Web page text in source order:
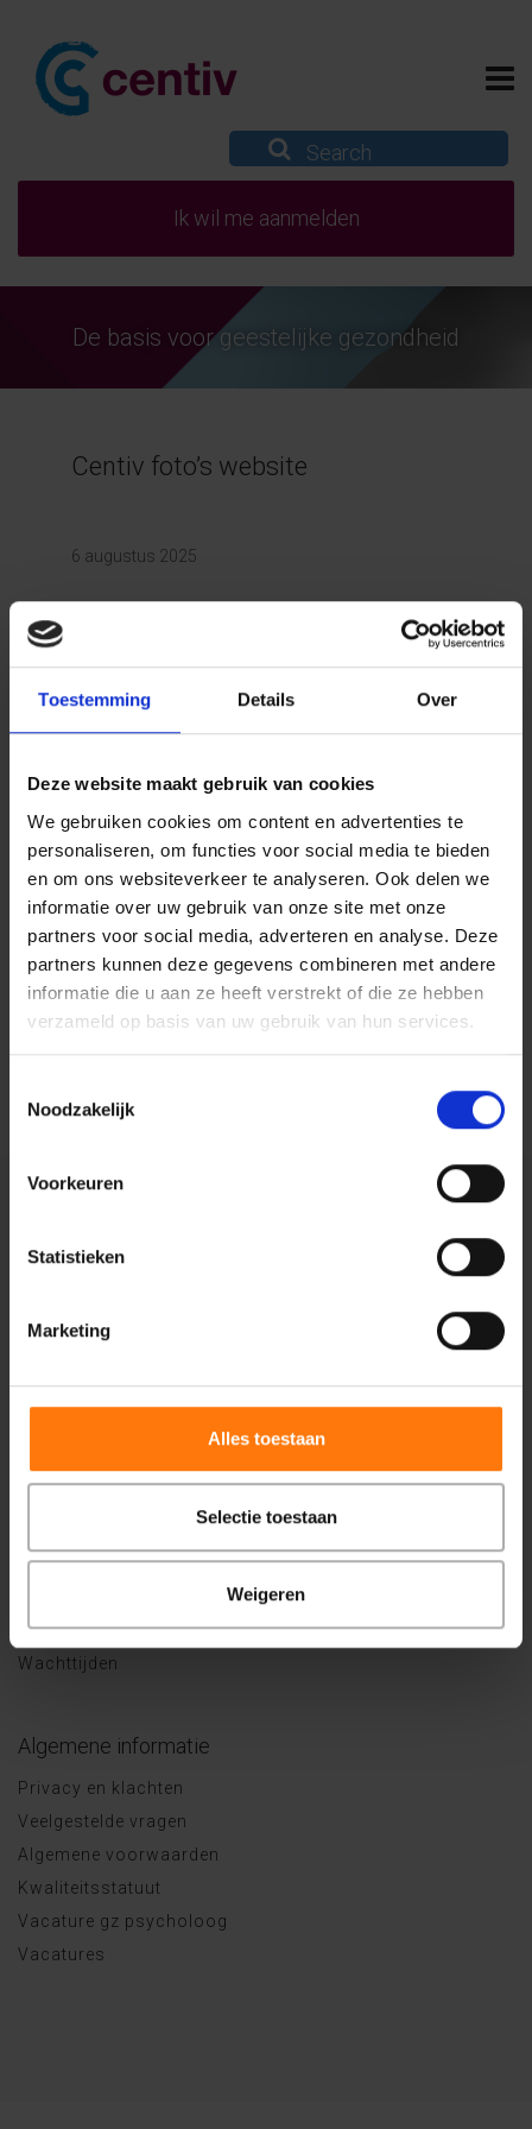
Toestemming Details Over
Deze website maakt gebruik van cookies
We gebruiken cookies om content en advertenties te
personaliseren, om functies voor social media te bieden
en om ons websiteverkeer te analyseren. Ook delen we
informatie over uw gebruik van onze site met onze
partners voor social media, adverteren en analyse. Deze
partners kunnen deze gegevens combineren met andere
informatie die u aan ze heeft verstrekt of die ze hebben
verzameld op basis van uw gebruik van hun services.
Noodzakelijk
Voorkeuren
Statistieken
Marketing
Alles toestaan
Selectie toestaan
Weigeren
Ik wil me aanmelden
De basis voor geestelijke gezondheid
Centiv foto’s website
6 augustus 2025
ZorgkaartNederland.Bekijk alle waarderingenofplaats een
Psychische problemen
Vergoeding
Wachttijden
Algemene informatie
Privacy en klachten
Veelgestelde vragen
Algemene voorwaarden
Kwaliteitsstatuut
Vacature gz psycholoog
Vacatures